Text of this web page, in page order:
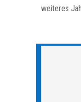
weiteres